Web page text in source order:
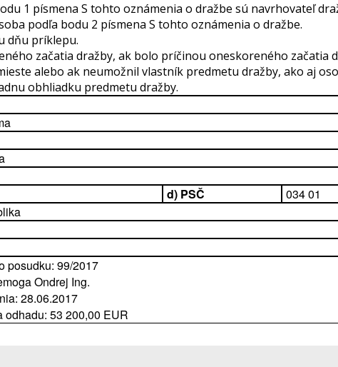
1 písmena S tohto oznámenia o dražbe sú navrhovateľ
podľa bodu 2 písmena S tohto oznámenia o dražbe.
dňu príklepu.
začatia dražby, ak bolo príčinou oneskoreného začatia
alebo ak neumožnil vlastník predmetu dražby, ako aj
obhliadku predmetu dražby.
d) PSČ
034 01
posudku: 99/2017
Ondrej Ing.
28.06.2017
odhadu: 53 200,00 EUR